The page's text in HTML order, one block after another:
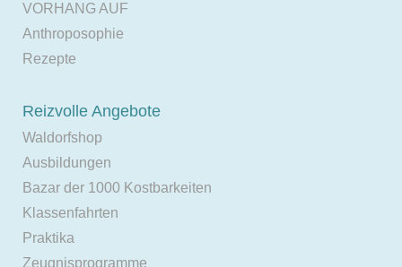
VORHANG AUF
Anthroposophie
Rezepte
Reizvolle Angebote
Waldorfshop
Ausbildungen
Bazar der 1000 Kostbarkeiten
Klassenfahrten
Praktika
Zeugnisprogramme